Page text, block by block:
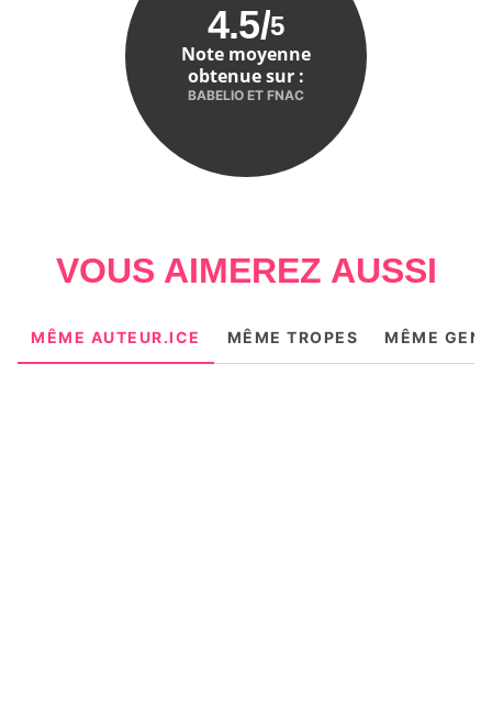
4.5/5
Note moyenne
obtenue sur :
BABELIO ET FNAC
VOUS AIMEREZ AUSSI
MÊME AUTEUR.ICE MÊME TROPES MÊME